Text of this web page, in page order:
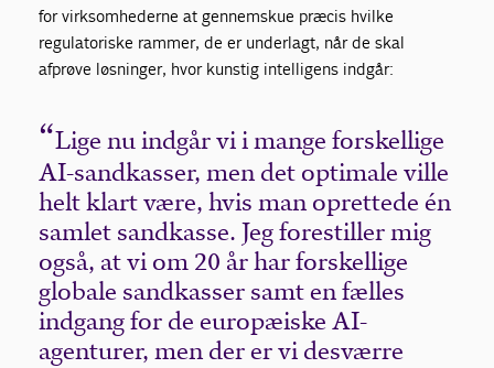
for virksomhederne at gennemskue præcis hvilke
regulatoriske rammer, de er underlagt, når de skal
afprøve løsninger, hvor kunstig intelligens indgår:
Lige nu indgår vi i mange forskellige
AI-sandkasser, men det optimale ville
helt klart være, hvis man oprettede én
samlet sandkasse. Jeg forestiller mig
også, at vi om 20 år har forskellige
globale sandkasser samt en fælles
indgang for de europæiske AI-
agenturer, men der er vi desværre